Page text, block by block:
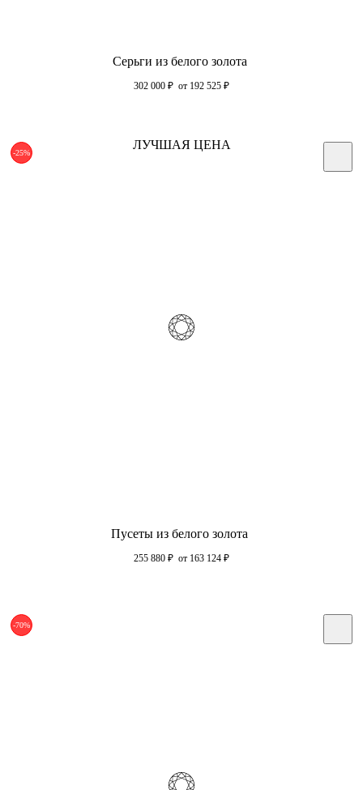
Серьги из белого золота
302 000 ₽ от 192 525 ₽
-25%
ЛУЧШАЯ ЦЕНА
Пусеты из белого золота
255 880 ₽ от 163 124 ₽
-70%